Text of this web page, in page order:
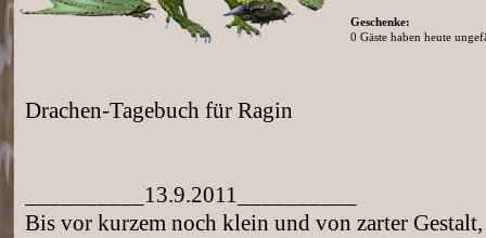
Geschenke:
0 Gäste haben heute
Drachen-Tagebuch für Ragin
__________13.9.2011__________
Bis vor kurzem noch klein und von zarter